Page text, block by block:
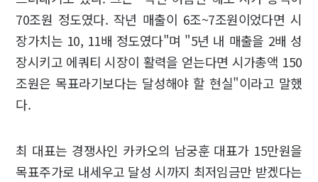
70조원 정도였다. 작년 매출이 6조~7조원이었다면 시
장가치는 10, 11배 정도였다"며 "5년 내 매출을 2배 성
장시키고 에쿼티 시장이 활력을 얻는다면 시가총액 150
조원은 목표라기보다는 달성해야 할 현실"이라고 말했
다.
최 대표는 경쟁사인 카카오의 남궁훈 대표가 15만원을
목표주가로 내세우고 달성 시까지 최저임금만 받겠다는